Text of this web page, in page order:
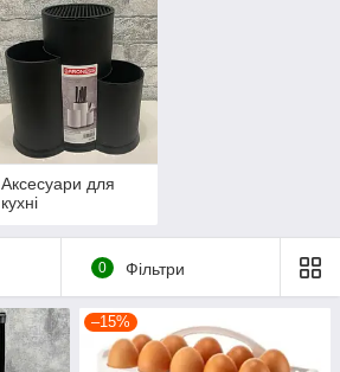
Аксесуари для
кухні
0 Фільтри
–15%